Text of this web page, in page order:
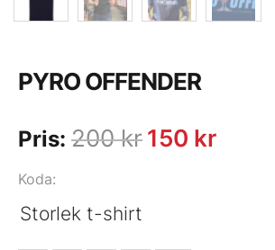
PYRO OFFENDER
Koda:
Storlek t-shirt
Pris: 200kr Det
150 krDet